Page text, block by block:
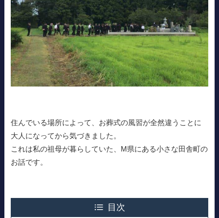
住んでいる場所によって、お葬式の風習が全然違うことに
大人になってから気づきました。
これは私の祖母が暮らしていた、M県にある小さな田舎町の
お話です。
目次